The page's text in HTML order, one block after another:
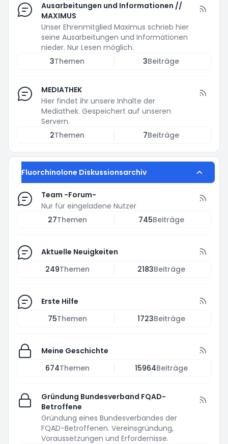
Ausarbeitungen und Informationen //
MAXIMUS
Unser Ehrenmitglied Maximus schrieb hier
seine Ausarbeitungen und Informationen
nieder. Nur Lesen möglich.
3Themen 3Beiträge
MEDIATHEK
Hier findet ihr unsere Inhalte der
Mediathek. Gespeichert auf unseren
Servern.
2Themen 7Beiträge
Fluorchinolone Diskussionsarchiv
Team -Forum-
Nur für eingeladene Nutzer
27Themen 745Beiträge
Aktuelle Neuigkeiten
249Themen 2183Beiträge
Erste Hilfe
75Themen 1723Beiträge
Meine Geschichte
674Themen 15964Beiträge
Gründung Bundesverband FQAD-
Betroffene
Gründung eines Bundesverbandes der
FQAD-Betroffenen. Vereinsgründung,
Voraussetzungen und Erfordernisse.